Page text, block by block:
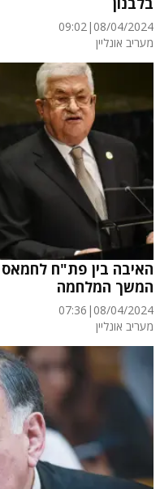
08/04/2024
|
09:02
מעריב אונליין
האיבה בין פת"ח
המשך המלחמה
08/04/2024
|
07:36
מעריב אונליין